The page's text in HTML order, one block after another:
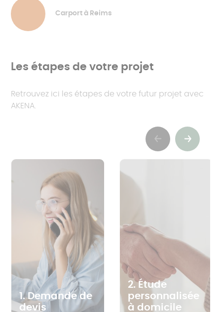
Carport à Reims
Les étapes de votre projet
Retrouvez ici les étapes de votre futur projet avec
AKENA.
PreviousSuivant
1. Demande de
devis
2. Étude
personnalisée
à domicile